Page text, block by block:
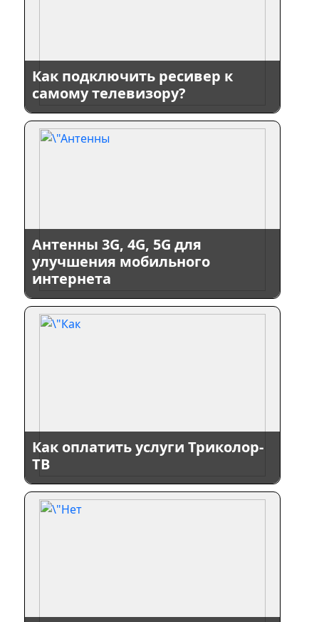
Как подключить ресивер к
самому телевизору?
Антенны 3G, 4G, 5G для
улучшения мобильного
интернета
Как оплатить услуги Триколор-
ТВ